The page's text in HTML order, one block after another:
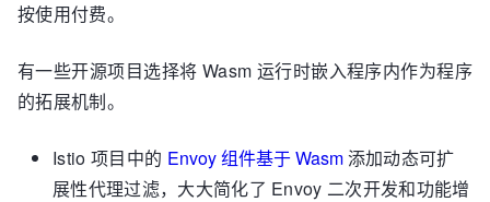
按使用付费。
有一些开源项目选择将 Wasm 运行时嵌入程序内作为程序
的拓展机制。
Istio 项目中的 Envoy 组件基于 Wasm添加动态可扩
展性代理过滤，大大简化了 Envoy 二次开发和功能增